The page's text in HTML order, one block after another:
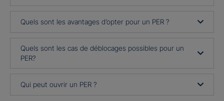
Quels sont les avantages d’opter pour un PER ?
Quels sont les cas de déblocages possibles pour un
PER?
Qui peut ouvrir un PER ?